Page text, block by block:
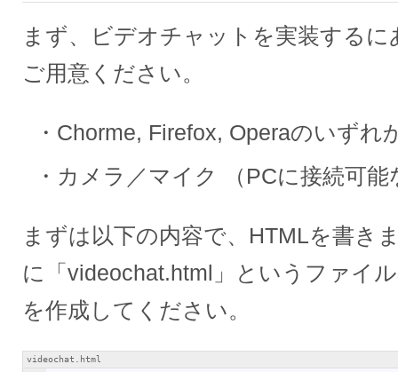
まず、ビデオチャットを実装する
ご用意ください。
Chorme, Firefox, Operaのいずれ
カメラ／マイク （PCに接続可能
まずは以下の内容で、HTMLを書き
に「videochat.html」というファイ
を作成してください。
videochat.html